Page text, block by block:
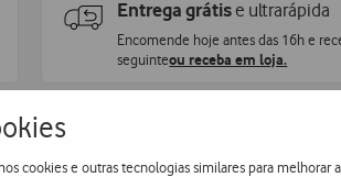
cookies e outras tecnologias similares para melhorar
Entrega grátis e ultrarápida
Encomende hoje antes das 16h e
seguinteou receba em loja.